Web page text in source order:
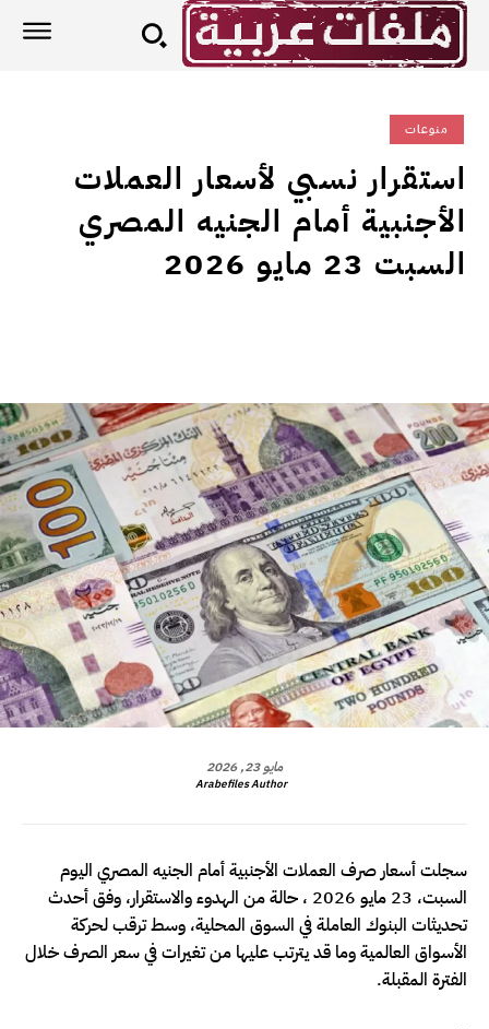
منوعات
استقرار نسبي لأسعار العملات
الأجنبية أمام الجنيه المصري
السبت 23 مايو 2026
مايو 23, 2026
Arabefiles Author
سجلت أسعار صرف العملات الأجنبية أمام الجنيه المصري اليوم
السبت، 23 مايو 2026 ، حالة من الهدوء والاستقرار، وفق أحدث
تحديثات البنوك العاملة في السوق المحلية، وسط ترقب لحركة
الأسواق العالمية وما قد يترتب عليها من تغيرات في سعر الصرف خلال
الفترة المقبلة.